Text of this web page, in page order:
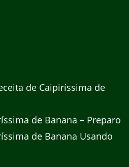
de Caipiríssima de
de Banana – Preparo
de Banana Usando